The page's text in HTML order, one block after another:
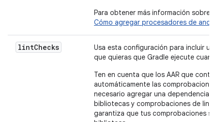
Para obtener más información sobre
Cómo agregar procesadores de
lintChecks
Usa esta configuración para incluir
que quieras que Gradle ejecute
Ten en cuenta que los AAR que
automáticamente las
necesario agregar una dependencia
bibliotecas y comprobaciones de lint
garantiza que tus comprobaciones